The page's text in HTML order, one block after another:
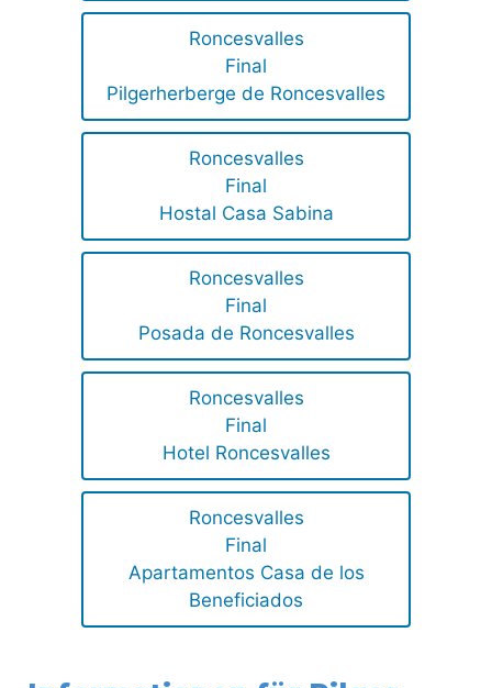
Roncesvalles
Final
Pilgerherberge de Roncesvalles
Roncesvalles
Final
Hostal Casa Sabina
Roncesvalles
Final
Posada de Roncesvalles
Roncesvalles
Final
Hotel Roncesvalles
Roncesvalles
Final
Apartamentos Casa de los
Beneficiados